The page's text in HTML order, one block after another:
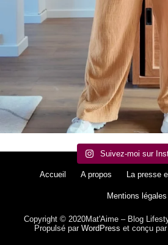
Suivez-moi sur
Accueil A propos La presse
Mentions légales
Copyright © 2020Mat'Aime – Blog
Propulsé par WordPress et conçu par